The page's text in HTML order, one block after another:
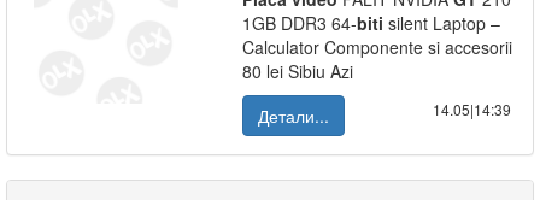
1GB DDR3 64-biti silent Laptop –
Calculator Componente si accesorii
80 lei Sibiu Azi
Детали...
14.05|14:39